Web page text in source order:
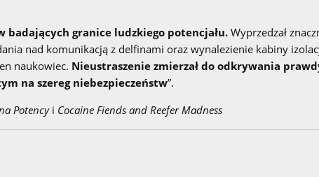
granice ludzkiego potencjału.Wyprzedzał
nad komunikacją z delfinami oraz wynalezienie kabiny
naukowiec. Nieustraszenie zmierzał do odkrywania
na szereg niebezpieczeństw”.
Potencyi Cocaine Fiends and Reefer Madness